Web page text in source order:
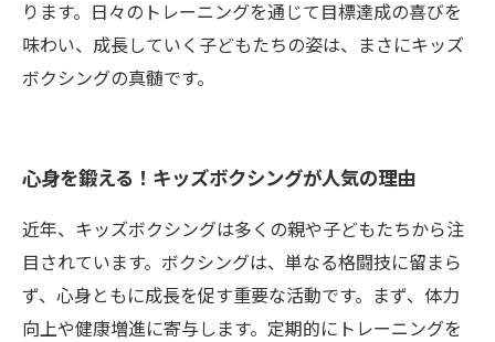
ります。日々のトレーニングを通じて目標達成の喜びを
味わい、成長していく子どもたちの姿は、まさにキッズ
ボクシングの真髄です。
心身を鍛える！キッズボクシングが人気の理由
近年、キッズボクシングは多くの親や子どもたちから注
目されています。ボクシングは、単なる格闘技に留まら
ず、心身ともに成長を促す重要な活動です。まず、体力
向上や健康増進に寄与します。定期的にトレーニングを